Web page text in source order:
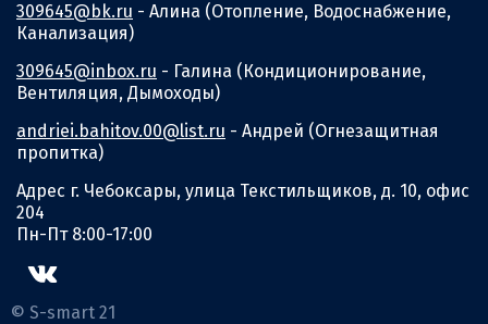
309645@bk.ru - Алина (Отопление, Водоснабжение,
Канализация)
309645@inbox.ru - Галина (Кондиционирование,
Вентиляция, Дымоходы)
andriei.bahitov.00@list.ru - Андрей (Огнезащитная
пропитка)
Адрес г. Чебоксары, улица Текстильщиков, д. 10, офис
204
Пн-Пт 8:00-17:00
© S-smart 21